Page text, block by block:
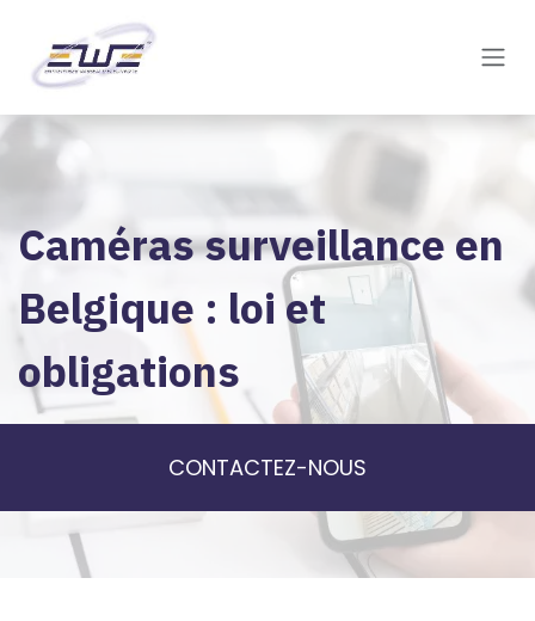
Caméras surveillance en
Belgique : loi et
obligations
CONTACTEZ-NOUS